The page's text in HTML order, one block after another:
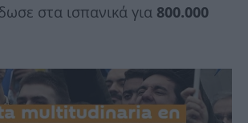
στα ισπανικά για 800.000